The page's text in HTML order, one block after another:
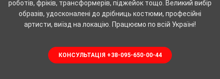
роботів, фріків, трансформерів, піджейок тощо. Великий вибір
образів, удосконалені до дрібниць костюми, професійні
артисти, виїзд на локацію. Працюємо по всій Україні!
КОНСУЛЬТАЦІЯ +38-095-650-00-44